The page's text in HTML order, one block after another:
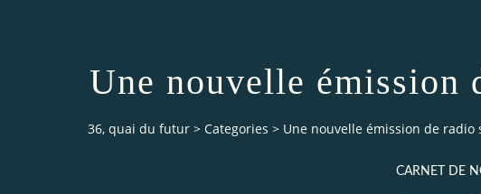
Une nouvelle émission
36, quai du futur > Categories > Une nouvelle émission de
CARNET DE